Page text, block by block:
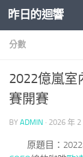
Skip to content
昨日的迴響
分數
2022億嵐室
賽開賽
BY ADMIN · 2026 年 2
原題目：